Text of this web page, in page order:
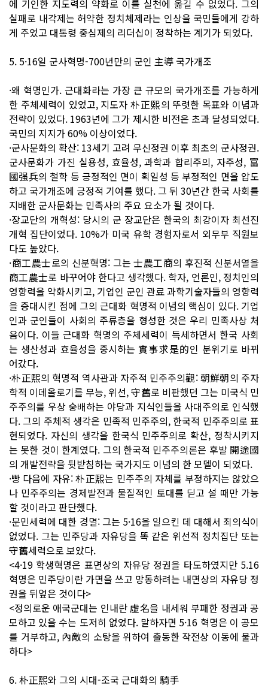
에 기인한 지도력의 약화로 이를 실천에 옮길 수 없었다. 그의
실패로 내각제는 허약한 정치체제라는 인상을 국민들에게 강하
게 주었고 대통령 중심제의 리더십이 정착하는 계기가 되었다.
5. 5·16일 군사혁명-700년만의 군인 主導 국가개조
·왜 혁명인가. 근대화라는 가장 큰 규모의 국가개조를 가능하게
한 주체세력이 있었고, 지도자 朴正熙의 뚜렷한 목표와 이념과
전략이 있었다. 1963년에 그가 제시한 비전은 초과 달성되었다.
국민의 지지가 60% 이상이었다.
·군사문화의 확산: 13세기 고려 무신정권 이후 최초의 군사정권.
군사문화가 가진 실용성, 효율성, 과학과 합리주의, 자주성, 富
國强兵의 철학 등 긍정적인 면이 획일성 등 부정적인 면을 압도
하고 국가개조에 긍정적 기여를 했다. 그 뒤 30년간 한국 사회를
지배한 군사문화는 민족사의 주요 요소가 될 것이다.
·장교단의 개혁성: 당시의 군 장교단은 한국의 최강이자 최선진
개혁 집단이었다. 10%가 미국 유학 경험자로서 외무부 직원보
다도 높았다.
·商工農士로의 신분혁명: 그는 士農工商의 후진적 신분서열을
商工農士로 바꾸어야 한다고 생각했다. 학자, 언론인, 정치인의
영향력을 약화시키고, 기업인 군인 관료 과학기술자들의 영향력
을 증대시킨 점에 그의 근대화 혁명적 이념의 핵심이 있다. 기업
인과 군인들이 사회의 주류층을 형성한 것은 우리 민족사상 처
음이다. 이들 근대화 혁명의 주체세력이 득세하면서 한국 사회
는 생산성과 효율성을 중시하는 實事求是的인 분위기로 바뀌
어갔다.
·朴正熙의 혁명적 역사관과 자주적 민주주의觀: 朝鮮朝의 주자
학적 이데올로기를 무능, 위선, 守舊로 비판했던 그는 미국식 민
주주의를 우상 숭배하는 야당과 지식인들을 사대주의로 인식했
다. 그의 주체적 생각은 민족적 민주주의, 한국적 민주주의로 표
현되었다. 자신의 생각을 한국식 민주주의로 확산, 정착시키지
는 못한 것이 한계였다. 그의 한국적 민주주의론은 후발 開途國
의 개발전략을 뒷받침하는 국가지도 이념의 한 모델이 되었다.
·빵 다음에 자유: 朴正熙는 민주주의 자체를 부정하지는 않았으
나 민주주의는 경제발전과 물질적인 토대를 딛고 설 때만 가능
할 것이라고 판단했다.
·문민세력에 대한 경멸: 그는 5·16을 일으킨 데 대해서 죄의식이
없었다. 그는 민주당과 자유당을 똑 같은 위선적 정치집단 또는
守舊세력으로 보았다.
<4·19 학생혁명은 표면상의 자유당 정권을 타도하였지만 5.16
혁명은 민주당이란 가면을 쓰고 망동하려는 내면상의 자유당 정
권을 뒤엎은 것이다>
<정의로운 애국군대는 인내란 虛名을 내세워 부패한 정권과 공
모하고 있을 수는 도저히 없었다. 말하자면 5·16 혁명은 이 공모
를 거부하고, 內敵의 소탕을 위하여 출동한 작전상 이동에 불과
하다>
6. 朴正熙와 그의 시대-조국 근대화의 騎手